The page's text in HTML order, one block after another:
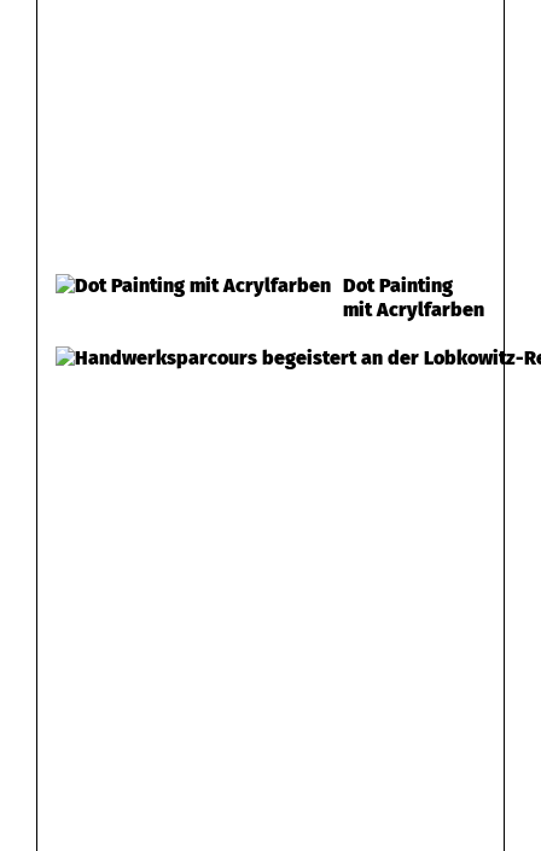
Dot Painting
mit Acrylfarben